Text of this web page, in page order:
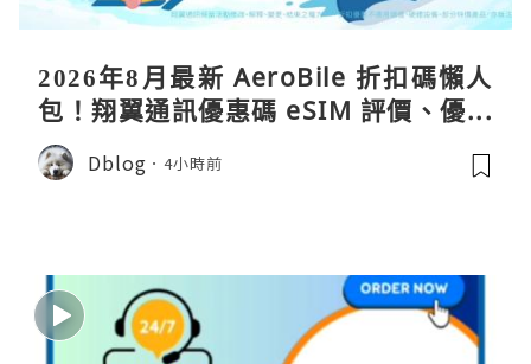
2026年8月最新 AeroBile 折扣碼懶人
包！翔翼通訊優惠碼 eSIM 評價、優缺
點、蝴蝶wifi機教學完整整理
Dblog 4小時前